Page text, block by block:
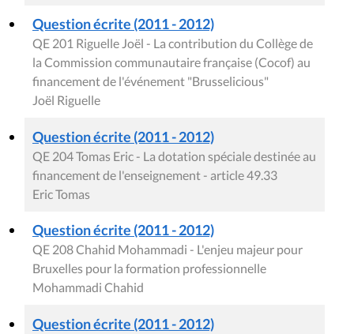
Question écrite (2011 - 2012)
QE 201 Riguelle Joël - La contribution du Collège de
la Commission communautaire française (Cocof) au
financement de l'événement "Brusselicious"
Joël Riguelle
Question écrite (2011 - 2012)
QE 204 Tomas Eric - La dotation spéciale destinée au
financement de l'enseignement - article 49.33
Eric Tomas
Question écrite (2011 - 2012)
QE 208 Chahid Mohammadi - L'enjeu majeur pour
Bruxelles pour la formation professionnelle
Mohammadi Chahid
Question écrite (2011 - 2012)